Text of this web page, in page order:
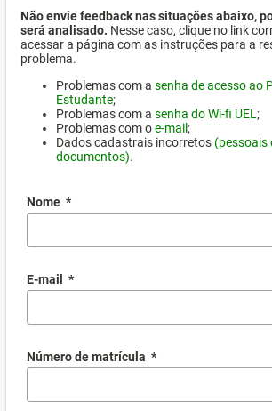
Não envie feedback nas situações abaixo,
será analisado. Nesse caso, clique no link
acessar a página com as instruções para a
problema.
Problemas com a senha de acesso ao
Estudante;
Problemas com a senha do Wi-fi UEL ;
Problemas com oe-mail;
Dados cadastrais incorretos (pessoais
documentos).
Nome *
E-mail *
Número de matrícula *